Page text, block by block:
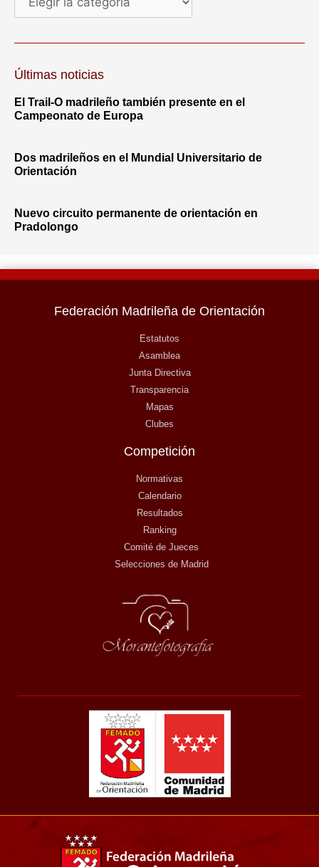
Últimas noticias
El Trail-O madrileño también presente en el
Campeonato de Europa
Dos madrileños en el Mundial Universitario de
Orientación
Nuevo circuito permanente de orientación en
Pradolongo
Federación Madrileña de Orientación
Estatutos
Asamblea
Junta Directiva
Transparencia
Mapas
Clubes
Competición
Normativas
Calendario
Resultados
Ranking
Comité de Jueces
Selecciones de Madrid